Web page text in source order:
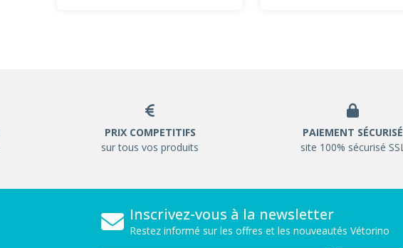
PRIX COMPETITIFS
sur tous vos produits
PAIEMENT SÉCURISÉ
site 100% sécurisé SSL
Inscrivez-vous à la newsletter
Restez informé sur les offres et les nouveautés Vétorino